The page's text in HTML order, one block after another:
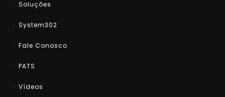
Soluções
System302
Fale Conosco
PATS
Vídeos